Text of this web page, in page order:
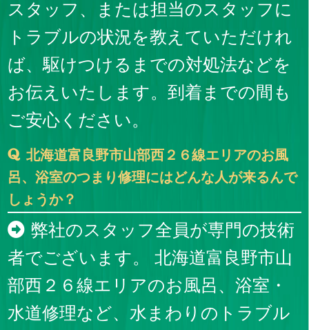
スタッフ、または担当のスタッフに
トラブルの状況を教えていただけれ
ば、駆けつけるまでの対処法などを
お伝えいたします。到着までの間も
ご安心ください。
北海道富良野市山部西２６線エリアのお風
呂、浴室のつまり修理にはどんな人が来るんで
しょうか？
弊社のスタッフ全員が専門の技術
者でございます。 北海道富良野市山
部西２６線エリアのお風呂、浴室・
水道修理など、水まわりのトラブル